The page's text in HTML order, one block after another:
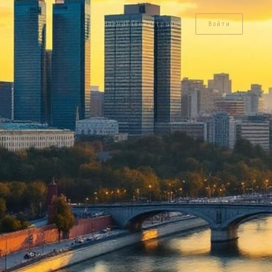
ВпечатленияСтраныКлуб Войти